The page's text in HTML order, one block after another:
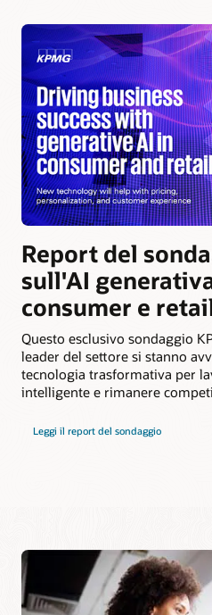
Report del
sull'AI
consumer e
Questo esclusivo sondaggio
leader del settore si stanno
tecnologia trasformativa per
intelligente e rimanere
Leggi il report del sondaggio